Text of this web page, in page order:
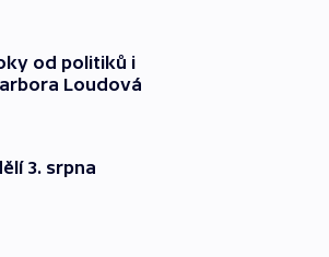
od politiků i
Loudová
3. srpna